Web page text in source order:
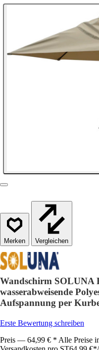
Vergleichen
Wandschirm SOLUNA
wasserabweisende
Aufspannung per
Erste Bewertung schreiben
Preis — 64,99 € * Alle Preise